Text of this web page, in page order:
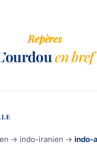
Repères
en bref
→ indo-iranien → indo-